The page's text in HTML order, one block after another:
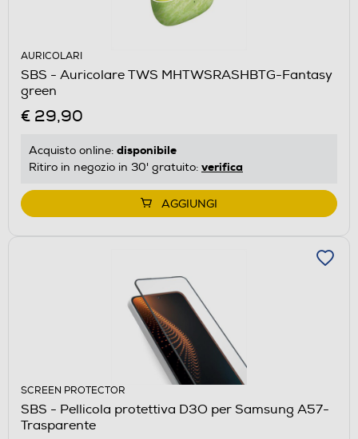
AURICOLARI
SBS - Auricolare TWS MHTWSRASHBTG-Fantasy
green
€ 29,90
Acquisto online: disponibile
Ritiro in negozio in 30' gratuito: verifica
AGGIUNGI
SCREEN PROTECTOR
SBS - Pellicola protettiva D3O per Samsung A57-
Trasparente